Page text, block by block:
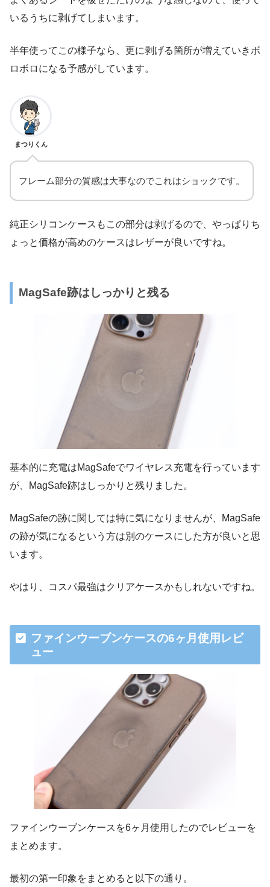
いるうちに剥げてしまいます。
半年使ってこの様子なら、更に剥げる箇所が増えていきボ
ロボロになる予感がしています。
まつりくん
フレーム部分の質感は大事なのでこれはショックです。
純正シリコンケースもこの部分は剥げるので、やっぱりち
ょっと価格が高めのケースはレザーが良いですね。
MagSafe跡はしっかりと残る
基本的に充電はMagSafeでワイヤレス充電を行っています
が、MagSafe跡はしっかりと残りました。
MagSafeの跡に関しては特に気になりませんが、MagSafe
の跡が気になるという方は別のケースにした方が良いと思
います。
やはり、コスパ最強はクリアケースかもしれないですね。
ファインウーブンケースの6ヶ月使用レビ
ュー
ファインウーブンケースを6ヶ月使用したのでレビューを
まとめます。
最初の第一印象をまとめると以下の通り。